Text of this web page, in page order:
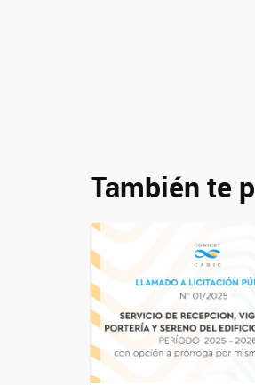
También te